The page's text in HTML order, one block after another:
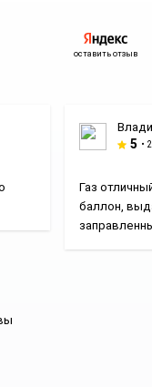
выбор для
сейчас и получите
оставить отзыв
5 •
Газ
баллон,